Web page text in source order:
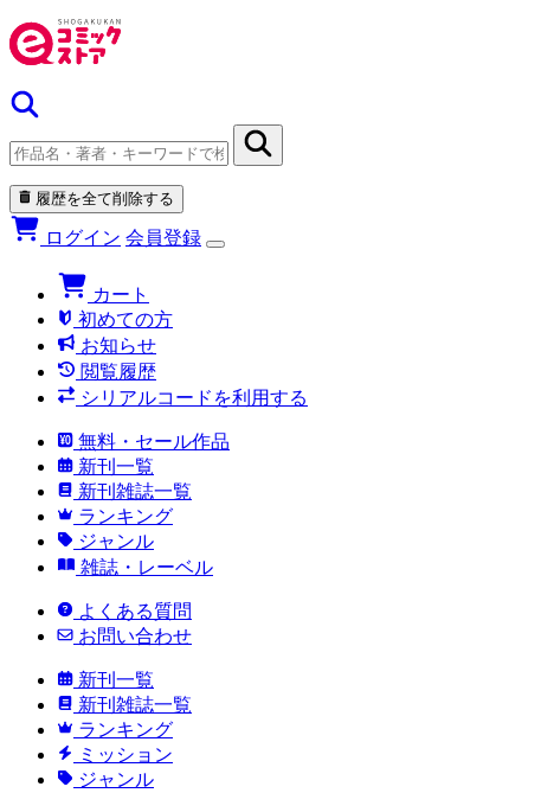
履歴を全て削除する
ログイン 会員登録
カート
初めての方
お知らせ
閲覧履歴
シリアルコードを利用する
無料・セール作品
新刊一覧
新刊雑誌一覧
ランキング
ジャンル
雑誌・レーベル
よくある質問
お問い合わせ
新刊一覧
新刊雑誌一覧
ランキング
ミッション
ジャンル